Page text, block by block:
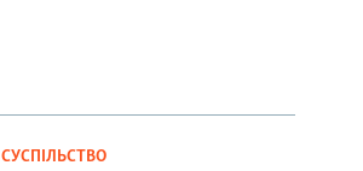
СУСПІЛЬСТВО